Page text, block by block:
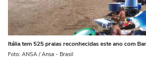
Itália tem 525 praias reconhecidas este ano com
Foto: ANSA / Ansa - Brasil